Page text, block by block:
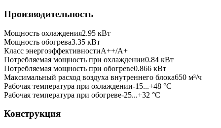
Производительность
Мощность охлаждения2.95 кВт
Мощность обогрева3.35 кВт
Класс энергоэффективностиA++/A+
Потребляемая мощность при охлаждении0.84 кВт
Потребляемая мощность при обогреве0.866 кВт
Максимальный расход воздуха внутреннего блока650 м³/ч
Рабочая температура при охлаждении-15...+48 °C
Рабочая температура при обогреве-25...+32 °C
Конструкция